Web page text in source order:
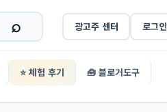
광고주 센터 로그인
⭐ 체험 후기 🧰 블로거도구